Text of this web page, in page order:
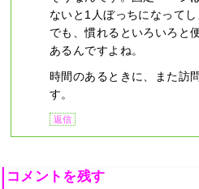
ないと1人ぼっちになってし
でも、慣れるといろいろと
あるんですよね。
時間のあるときに、また訪
す。
返信
コメントを残す